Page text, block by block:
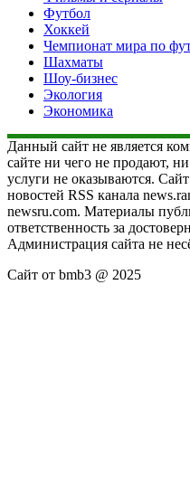
Футбол
Хоккей
Чемпионат мира по
Шахматы
Шоу-бизнес
Экология
Экономика
Данный сайт не является
сайте ни чего не продают,
услуги не оказываются.
новостей RSS канала
newsru.com. Материалы
ответственность за
Администрация сайта не
Сайт от bmb3 @ 2025